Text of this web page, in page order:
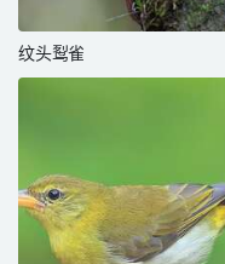
纹头䴕雀